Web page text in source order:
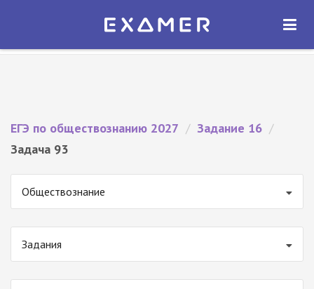
Экзамер — ЕГЭ 2027
ОТКРЫТЬ
ЕГЭ по обществознанию 2027 / Задание 16 /
Задача 93
Обществознание
Задания